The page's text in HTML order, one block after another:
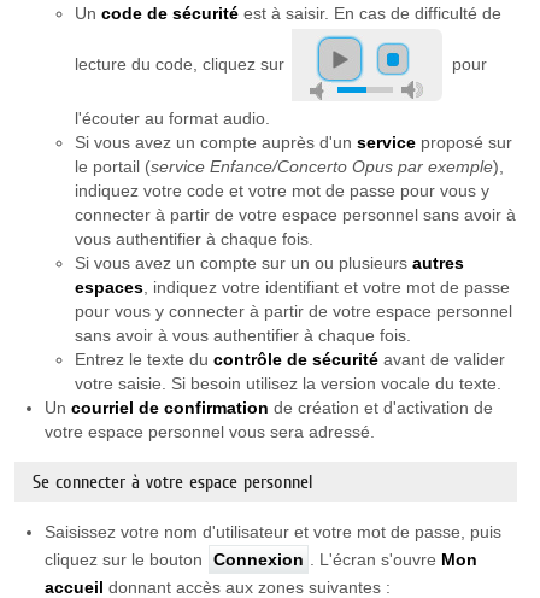
Un code de sécurité est à saisir. En cas de difficulté de
lecture du code, cliquez sur pour
l'écouter au format audio.
Si vous avez un compte auprès d'un serviceproposé sur
le portail (service Enfance/Concerto Opus par exemple),
indiquez votre code et votre mot de passe pour vous y
connecter à partir de votre espace personnel sans avoir à
vous authentifier à chaque fois.
Si vous avez un compte sur un ou plusieurs autres
espaces, indiquez votre identifiant et votre mot de passe
pour vous y connecter à partir de votre espace personnel
sans avoir à vous authentifier à chaque fois.
Entrez le texte du contrôle de sécuritéavant de valider
votre saisie. Si besoin utilisez la version vocale du texte.
Un courriel de confirmation de création et d'activation de
votre espace personnel vous sera adressé.
Se connecter à votre espace personnel
Saisissez votre nom d'utilisateur et votre mot de passe, puis
cliquez sur le bouton
Connexion . L'écran s'ouvre Mon
accueil donnant accès aux zones suivantes :